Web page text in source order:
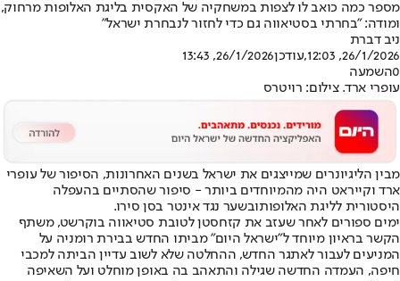
מספר כמה כואב לו לצפות במשחקיה של האקסית בליגת האלופות מרחוק,
ומודה: "בחרתי בסטיאווה גם כדי לחזור לנבחרת ישראל"
ניב דברת
26/1/2026, 12:03
,עודכן26/1/2026, 13:43
0השמעה
עופרי ארד. צילום: רויטרס
מבין הליגיונרים שמייצגים את ישראל בשנים האחרונות, הסיפור של עופרי
ארד וקייראט היה מהמיוחדים ביותר - סיפור שהסתיים בהעפלה
היסטורית לליגת האלופותובשער נגד אינטר בסן סירו.
ימים ספורים לאחר שעזב את קזחסטן לטובת סטיאווה בוקרשט, משתף
הקשר בראיון מיוחד ל"ישראל היום" מביתו החדש בבירת רומניה על
המניעים לעבור לאתגר החדש, ההחלטה שלא לשוב עדיין הביתה למכבי
חיפה, העמדה החדשה שגילה והתאהב בה באופן מוחלט ועל השאיפה